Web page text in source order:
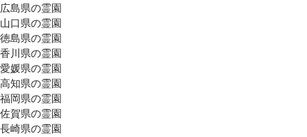
広島県の霊園
山口県の霊園
徳島県の霊園
香川県の霊園
愛媛県の霊園
高知県の霊園
福岡県の霊園
佐賀県の霊園
長崎県の霊園